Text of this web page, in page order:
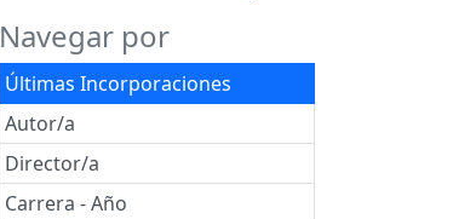
Navegar por
Últimas Incorporaciones
Autor/a
Director/a
Carrera - Año